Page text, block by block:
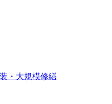
・大規模修繕